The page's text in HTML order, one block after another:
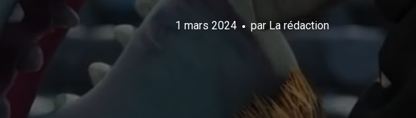
1 mars 2024 par La rédaction